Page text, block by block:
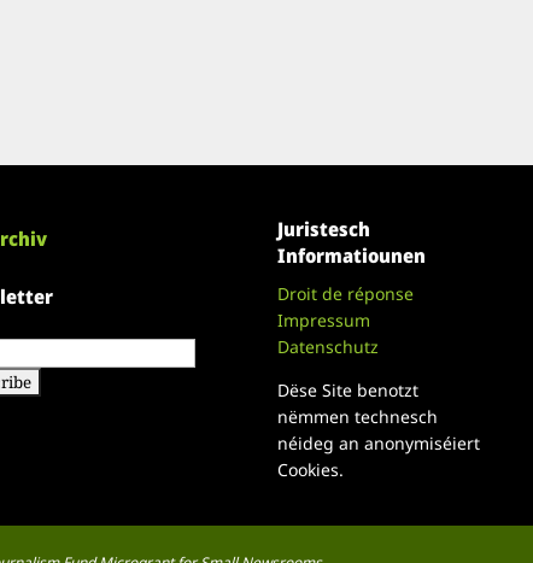
Juristesch
Informatiounen
Droit de réponse
Impressum
Datenschutz
Dëse Site benotzt
nëmmen technesch
néideg an anonymiséiert
Cookies.